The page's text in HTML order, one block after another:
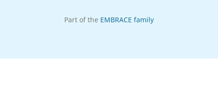
Part of the EMBRACE family